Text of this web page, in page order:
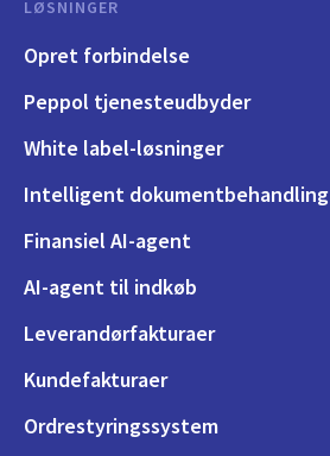
LØSNINGER
Opret forbindelse
Peppol tjenesteudbyder
White label-løsninger
Intelligent dokumentbehandling
Finansiel AI-agent
AI-agent til indkøb
Leverandørfakturaer
Kundefakturaer
Ordrestyringssystem